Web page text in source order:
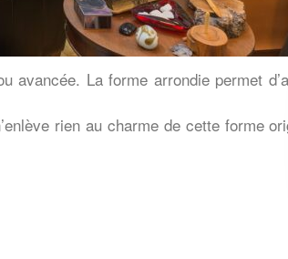
La forme arrondie permet
rien au charme de cette forme
✕
vos